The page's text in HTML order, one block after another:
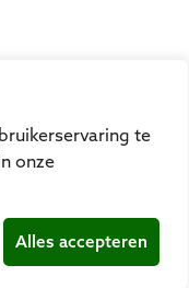
te
onze
Alles accepteren